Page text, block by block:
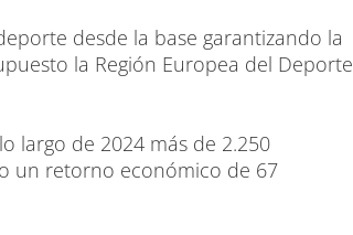
desde la base garantizando la
la Región Europea del Deporte
largo de 2024 más de 2.250
un retorno económico de 67